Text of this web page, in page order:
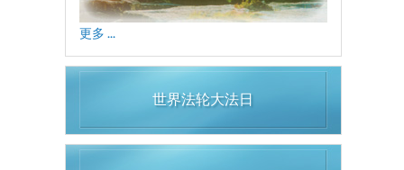
更多 ...
世界法轮大法日